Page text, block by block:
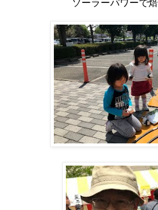
ソーラーパワーで